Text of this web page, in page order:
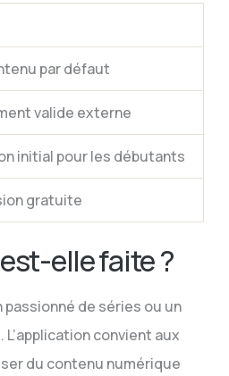
par défaut
valide externe
initial pour les débutants
gratuite
elle faite ?
passionné de séries ou un
convient aux
du contenu numérique